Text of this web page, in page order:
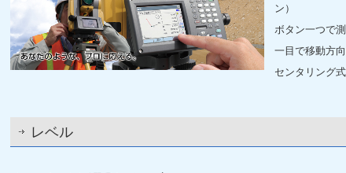
ン）
ボタン一つで
一目で移動方
センタリング
レベル